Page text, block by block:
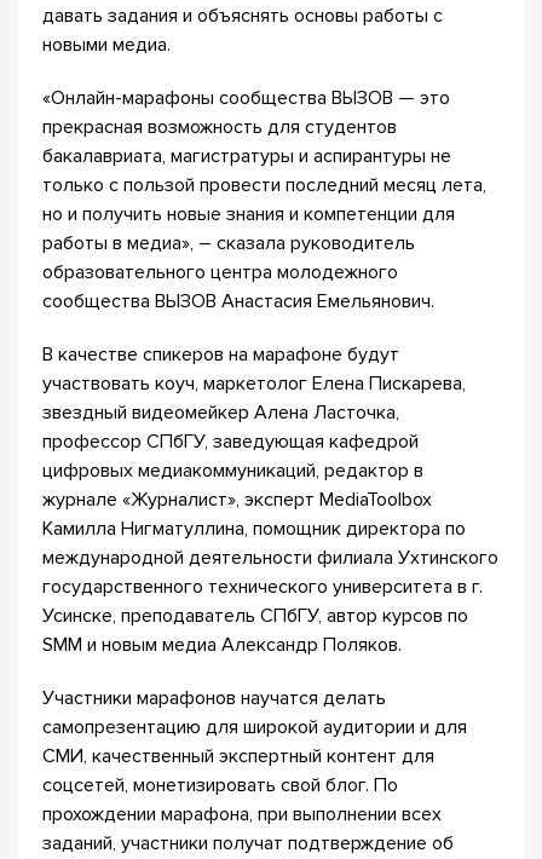
давать задания и объяснять основы работы с
новыми медиа.
«Онлайн-марафоны сообщества ВЫЗОВ — это
прекрасная возможность для студентов
бакалавриата, магистратуры и аспирантуры не
только с пользой провести последний месяц лета,
но и получить новые знания и компетенции для
работы в медиа», – сказала руководитель
образовательного центра молодежного
сообщества ВЫЗОВ Анастасия Емельянович.
В качестве спикеров на марафоне будут
участвовать коуч, маркетолог Елена Пискарева,
звездный видеомейкер Алена Ласточка,
профессор СПбГУ, заведующая кафедрой
цифровых медиакоммуникаций, редактор в
журнале «Журналист», эксперт MediaToolbox
Камилла Нигматуллина, помощник директора по
международной деятельности филиала Ухтинского
государственного технического университета в г.
Усинске, преподаватель СПбГУ, автор курсов по
SMM и новым медиа Александр Поляков.
Участники марафонов научатся делать
самопрезентацию для широкой аудитории и для
СМИ, качественный экспертный контент для
соцсетей, монетизировать свой блог. По
прохождении марафона, при выполнении всех
заданий, участники получат подтверждение об